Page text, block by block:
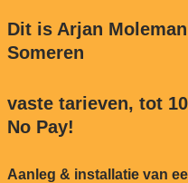
Dit is Arjan
Someren
vaste tarieven, tot
No Pay!
Aanleg & installatie van